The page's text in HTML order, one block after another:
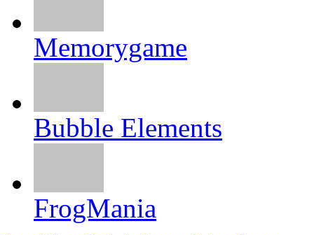
Memorygame
Bubble Elements
FrogMania